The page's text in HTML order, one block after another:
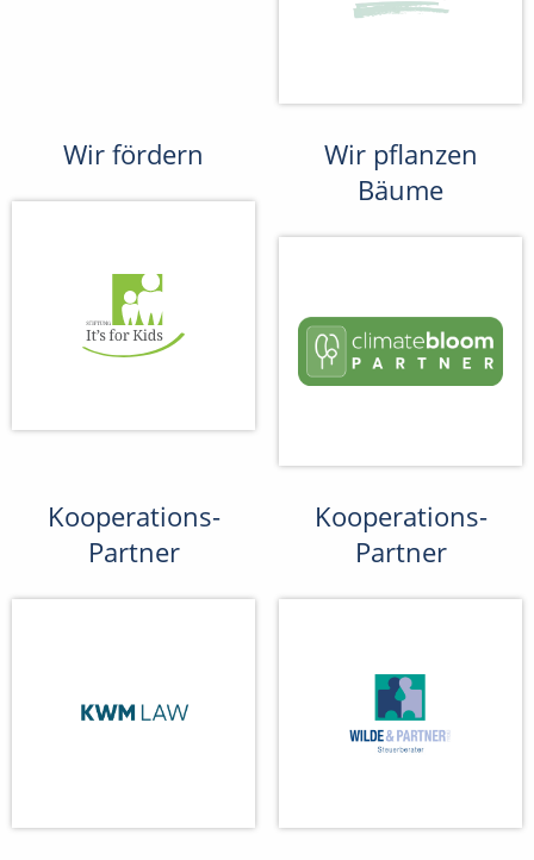
Wir fördern
Wir pflanzen
Bäume
Kooperations-
Partner
Kooperations-
Partner